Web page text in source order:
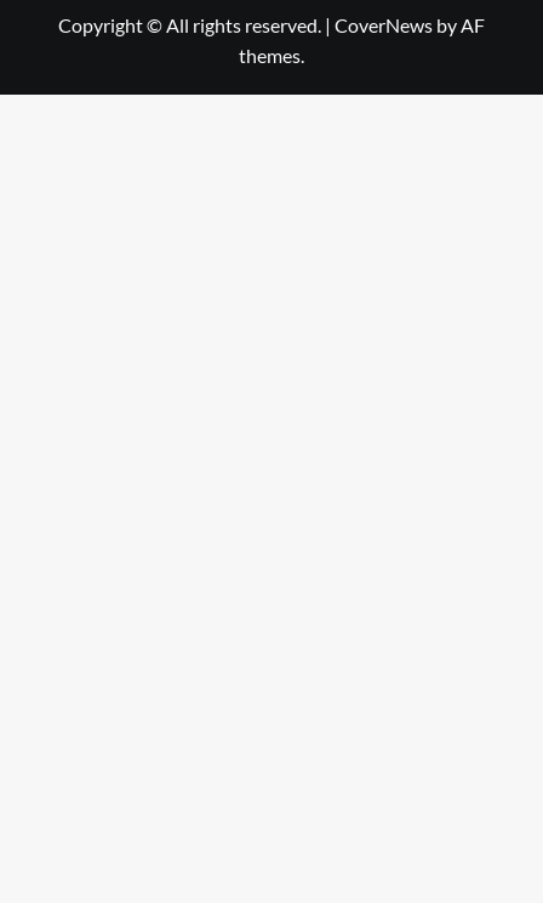
Copyright © All rights reserved. | CoverNews by AF
themes.